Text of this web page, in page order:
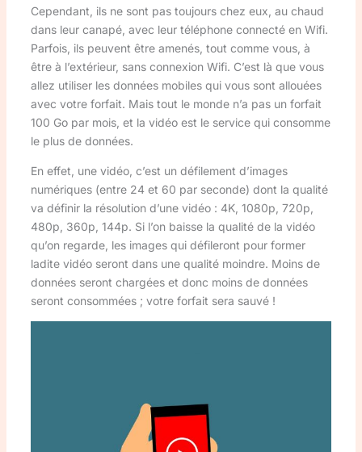
Cependant, ils ne sont pas toujours chez eux, au chaud
dans leur canapé, avec leur téléphone connecté en Wifi.
Parfois, ils peuvent être amenés, tout comme vous, à
être à l’extérieur, sans connexion Wifi. C’est là que vous
allez utiliser les données mobiles qui vous sont allouées
avec votre forfait. Mais tout le monde n’a pas un forfait
100 Go par mois, et la vidéo est le service qui consomme
le plus de données.
En effet, une vidéo, c’est un défilement d’images
numériques (entre 24 et 60 par seconde) dont la qualité
va définir la résolution d’une vidéo : 4K, 1080p, 720p,
480p, 360p, 144p. Si l’on baisse la qualité de la vidéo
qu’on regarde, les images qui défileront pour former
ladite vidéo seront dans une qualité moindre. Moins de
données seront chargées et donc moins de données
seront consommées ; votre forfait sera sauvé !